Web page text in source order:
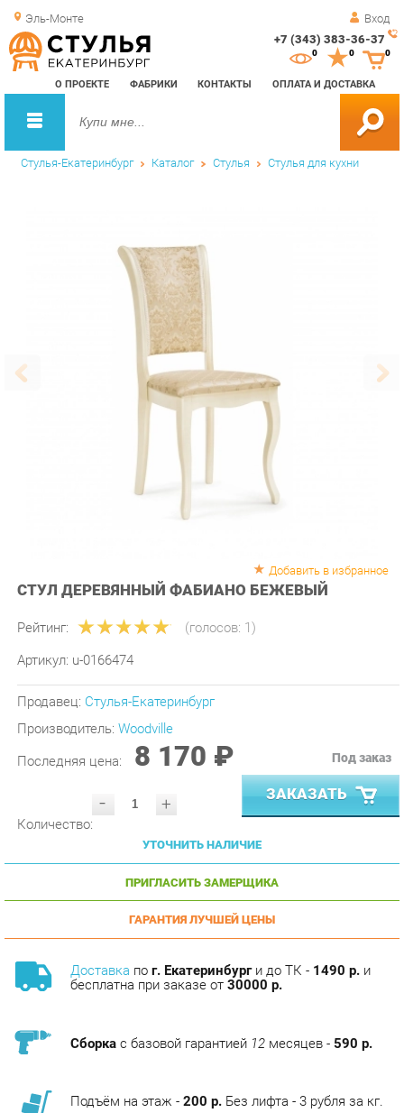
Эль-Монте Вход
+7 (343) 383-36-37
О ПРОЕКТЕ ФАБРИКИ КОНТАКТЫ ОПЛАТА И ДОСТАВКА
0 0
Стулья-Екатеринбург Каталог Стулья Стулья для кухни
СТУЛ ДЕРЕВЯННЫЙ ФАБИАНО БЕЖЕВЫЙ
Рейтинг:
Артикул: u-0166474
Производитель:Woodville
Последняя цена: 8 170 ₽
- +
ЗАКАЗАТЬ
УТОЧНИТЬ НАЛИЧИЕ
ПРИГЛАСИТЬ ЗАМЕРЩИКА
ГАРАНТИЯ ЛУЧШЕЙ ЦЕНЫ